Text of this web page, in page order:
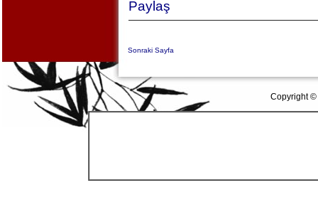
Paylaş
Sonraki Sayfa
Copyright ©